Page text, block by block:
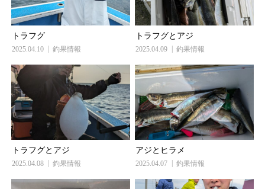
トラフグ
2025.04.10 釣果情報
トラフグとアジ
2025.04.09 釣果情報
トラフグとアジ
2025.04.08 釣果情報
アジとヒラメ
2025.04.07 釣果情報